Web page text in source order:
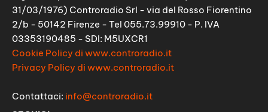
31/03/1976) Controradio Srl - via del Rosso Fiorentino
2/b - 50142 Firenze - Tel 055.73.99910 - P. IVA
03353190485 - SDI: M5UXCR1
Cookie Policy di www.controradio.it
Privacy Policy di www.controradio.it
Contattaci: info@controradio.it